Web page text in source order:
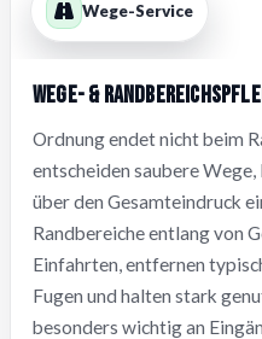
Wege-Service
Wege- &
Ordnung endet nicht beim
entscheiden saubere
über den Gesamteindruck
Randbereiche entlang von
Einfahrten, entfernen
Fugen und halten stark
besonders wichtig an